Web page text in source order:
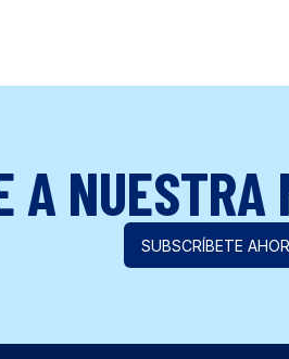
A
SUBSCRÍBETE